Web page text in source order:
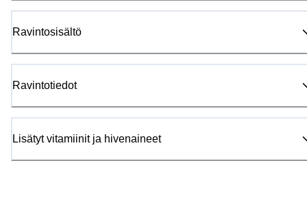
Ravintosisältö
Ravintotiedot
Lisätyt vitamiinit ja hivenaineet